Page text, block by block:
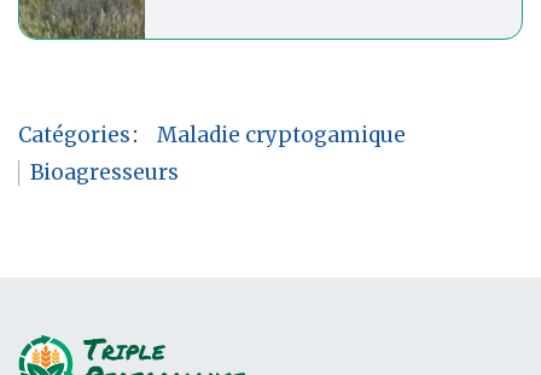
Catégories:
Maladie cryptogamique
Bioagresseurs